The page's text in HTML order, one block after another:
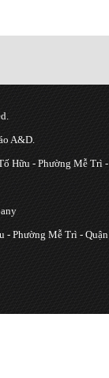
A&D.
Hữu - Phường Mễ Trì -
- Phường Mễ Trì - Quận